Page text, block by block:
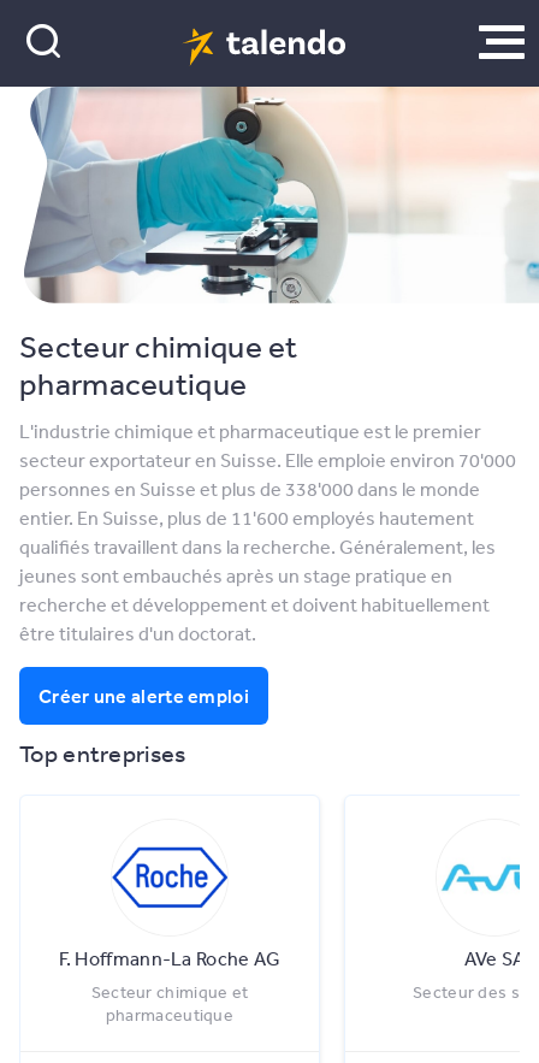
Secteur chimique et
pharmaceutique
L'industrie chimique et pharmaceutique est le premier
secteur exportateur en Suisse. Elle emploie environ 70'000
personnes en Suisse et plus de 338'000 dans le monde
entier. En Suisse, plus de 11'600 employés hautement
qualifiés travaillent dans la recherche. Généralement, les
jeunes sont embauchés après un stage pratique en
recherche et développement et doivent habituellement
être titulaires d'un doctorat.
Créer une alerte emploi
Top entreprises
F. Hoffmann-La Roche AG
Secteur chimique et
pharmaceutique
AVe SA
Secteur des